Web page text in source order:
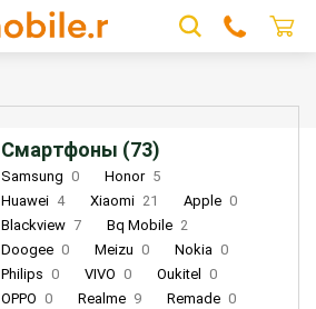
Смартфоны (73)
Samsung 0 Honor 5
Huawei 4 Xiaomi 21 Apple 0
Blackview 7 Bq Mobile 2
Doogee 0 Meizu 0 Nokia 0
Philips 0 VIVO 0 Oukitel
0
OPPO 0 Realme 9 Remade 0